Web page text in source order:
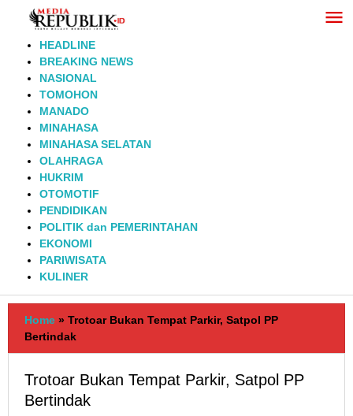
Lewati
HEADLINE
BREAKING NEWS
NASIONAL
TOMOHON
MANADO
MINAHASA
MINAHASA SELATAN
OLAHRAGA
HUKRIM
OTOMOTIF
PENDIDIKAN
POLITIK dan PEMERINTAHAN
EKONOMI
PARIWISATA
KULINER
Home » Trotoar Bukan Tempat Parkir, Satpol PP
Bertindak
Trotoar Bukan Tempat Parkir, Satpol PP
Bertindak